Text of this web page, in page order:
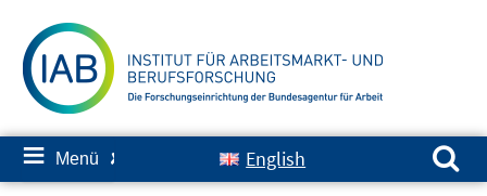
zum
Inhalt
≡ Menü ✘ English
Suchen nach: